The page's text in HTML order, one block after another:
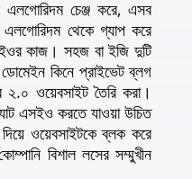
চেঞ্জ করে, এসব
এলগোরিদম থেকে গ্যাপ করে
কাজ। সহজ বা ইজি দুটি
কিনে প্রাইভেট ব্লগ
২.০ ওয়েবসাইট তৈরি করা।
এসইও করতে যাওয়া উচিত
ওয়েবসাইটকে ব্লক করে
বিশাল লসের সম্মুখীন